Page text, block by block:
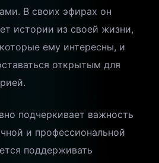
В своих эфирах он
истории из своей жизни,
ему интересны, и
открытым для
подчеркивает важность
и профессиональной
поддерживать